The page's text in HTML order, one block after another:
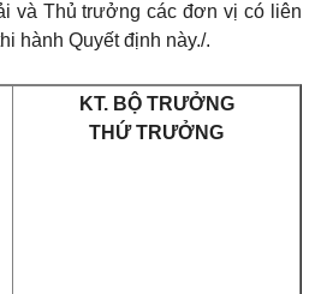
và Thủ trưởng các đơn vị có liên
hành Quyết định này./.
KT. BỘ TRƯỞNG
THỨ TRƯỞNG